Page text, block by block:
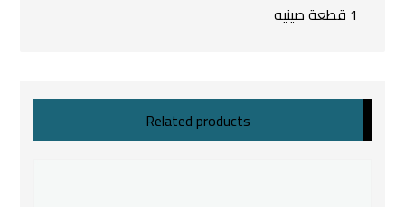
1 قطعة صينيه
Related products